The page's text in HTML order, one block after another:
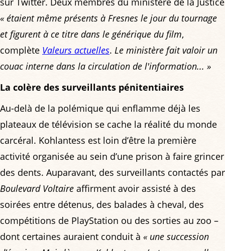
« étaient même présents à Fresnes le jour du tournage
et figurent à ce titre dans le générique du film,
complète Valeurs actuelles. Le ministère fait valoir un
couac interne dans la circulation de l'information... »
La colère des surveillants pénitentiaires
Au-delà de la polémique qui enflamme déjà les
plateaux de télévision se cache la réalité du monde
carcéral. Kohlantess est loin d’être la première
activité organisée au sein d’une prison à faire grincer
des dents. Auparavant, des surveillants contactés par
Boulevard Voltaire affirment avoir assisté à des
soirées entre détenus, des balades à cheval, des
compétitions de PlayStation ou des sorties au zoo –
dont certaines auraient conduit à « une succession